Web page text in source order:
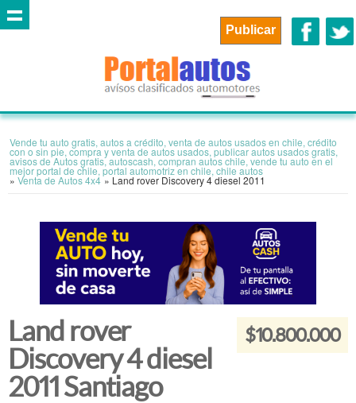
Vende tu auto gratis, autos a crédito, venta de autos usados en chile, crédito
con o sin pie, compra y venta de autos usados, publicar autos usados gratis,
avisos de Autos gratis, autoscash, compran autos chile, vende tu auto en el
mejor portal de chile, portal automotriz en chile, chile autos
» Venta de Autos 4x4 » Land rover Discovery 4 diesel 2011
$10.800.000
Land rover
Discovery 4 diesel
2011 Santiago